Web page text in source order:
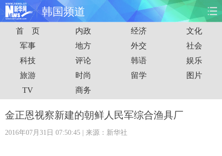
韩国频道
首页 时政 国际 财经
娱乐 体育 人事 教育
时尚 思客
港澳 台湾 华人
科技 能源
首 页 内政 经济
文化
军事
地方 外交
社会
科技
评论 韩语
娱乐
旅游
时尚 留学
图片
TV
商务
金正恩视察新建的朝鲜人民军综合渔具厂
2016年07月31日 07:50:45 | 来源：新华社